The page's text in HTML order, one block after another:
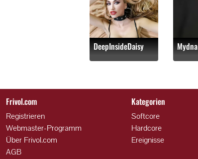
DeepInsideDaisy Mydna
Frivol.com
Registrieren
Webmaster-Programm
Über Frivol.com
AGB
Kategorien
Softcore
Hardcore
Ereignisse